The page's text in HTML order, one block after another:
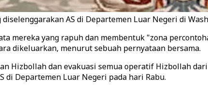
AS di Departemen Luar Negeri di
mereka yang rapuh dan membentuk "zona
dikeluarkan, menurut sebuah pernyataan bersama.
Hizbollah dan evakuasi semua operatif Hizbollah
Departemen Luar Negeri pada hari Rabu.